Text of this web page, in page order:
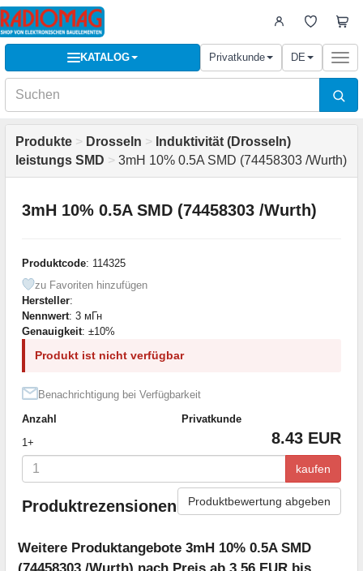
KATALOG Privatkunde DE
Produkte > Drosseln > Induktivität (Drosseln)
leistungs SMD > 3mH 10% 0.5A SMD (74458303 /Wurth)
3mH 10% 0.5A SMD (74458303 /Wurth)
Produktcode: 114325
zu Favoriten hinzufügen
Hersteller:
Nennwert: 3 мГн
Genauigkeit: ±10%
Produkt ist nicht verfügbar
Benachrichtigung bei Verfügbarkeit
Anzahl
Privatkunde
1+
8.43 EUR
kaufen
Produktrezensionen Produktbewertung abgeben
Weitere Produktangebote 3mH 10% 0.5A SMD